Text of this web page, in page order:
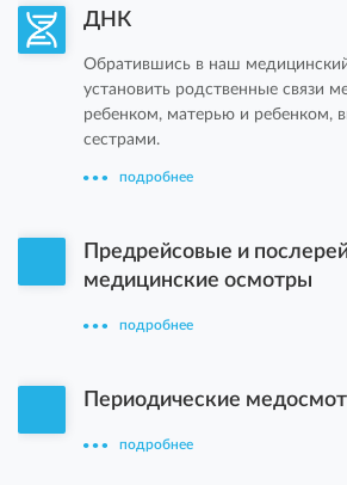
ДНК
Обратившись в наш
установить родственные связи
ребенком, матерью и ребенком,
сестрами.
подробнее
Предрейсовые и
медицинские осмотры
подробнее
Периодические
подробнее